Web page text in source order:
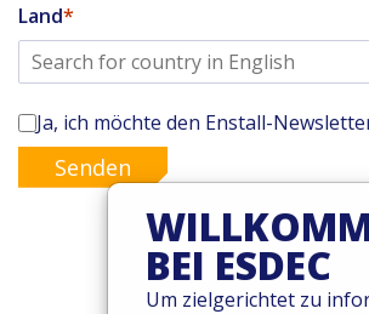
Land
Ja, ich möchte den Enstall-
Senden
© 2026 Esdec. Alle Rechte
BEI ESDEC
Um zielgerichtet zu